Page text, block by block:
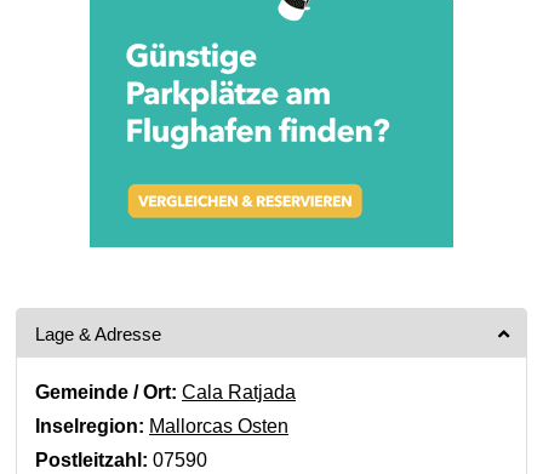
Lage & Adresse
Gemeinde / Ort: Cala Ratjada
Inselregion: Mallorcas Osten
Postleitzahl: 07590